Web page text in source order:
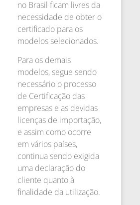
no Brasil ficam livres da
necessidade de obter o
certificado para os
modelos selecionados.
Para os demais
modelos, segue sendo
necessário o processo
de Certificação das
empresas e as devidas
licenças de importação,
e assim como ocorre
em vários países,
continua sendo exigida
uma declaração do
cliente quanto à
finalidade da utilização.